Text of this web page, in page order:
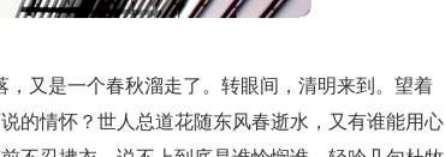
又是一个春秋溜走了。转眼间，清明来到。望着
的情怀？世人总道花随东风春逝水，又有谁能用心